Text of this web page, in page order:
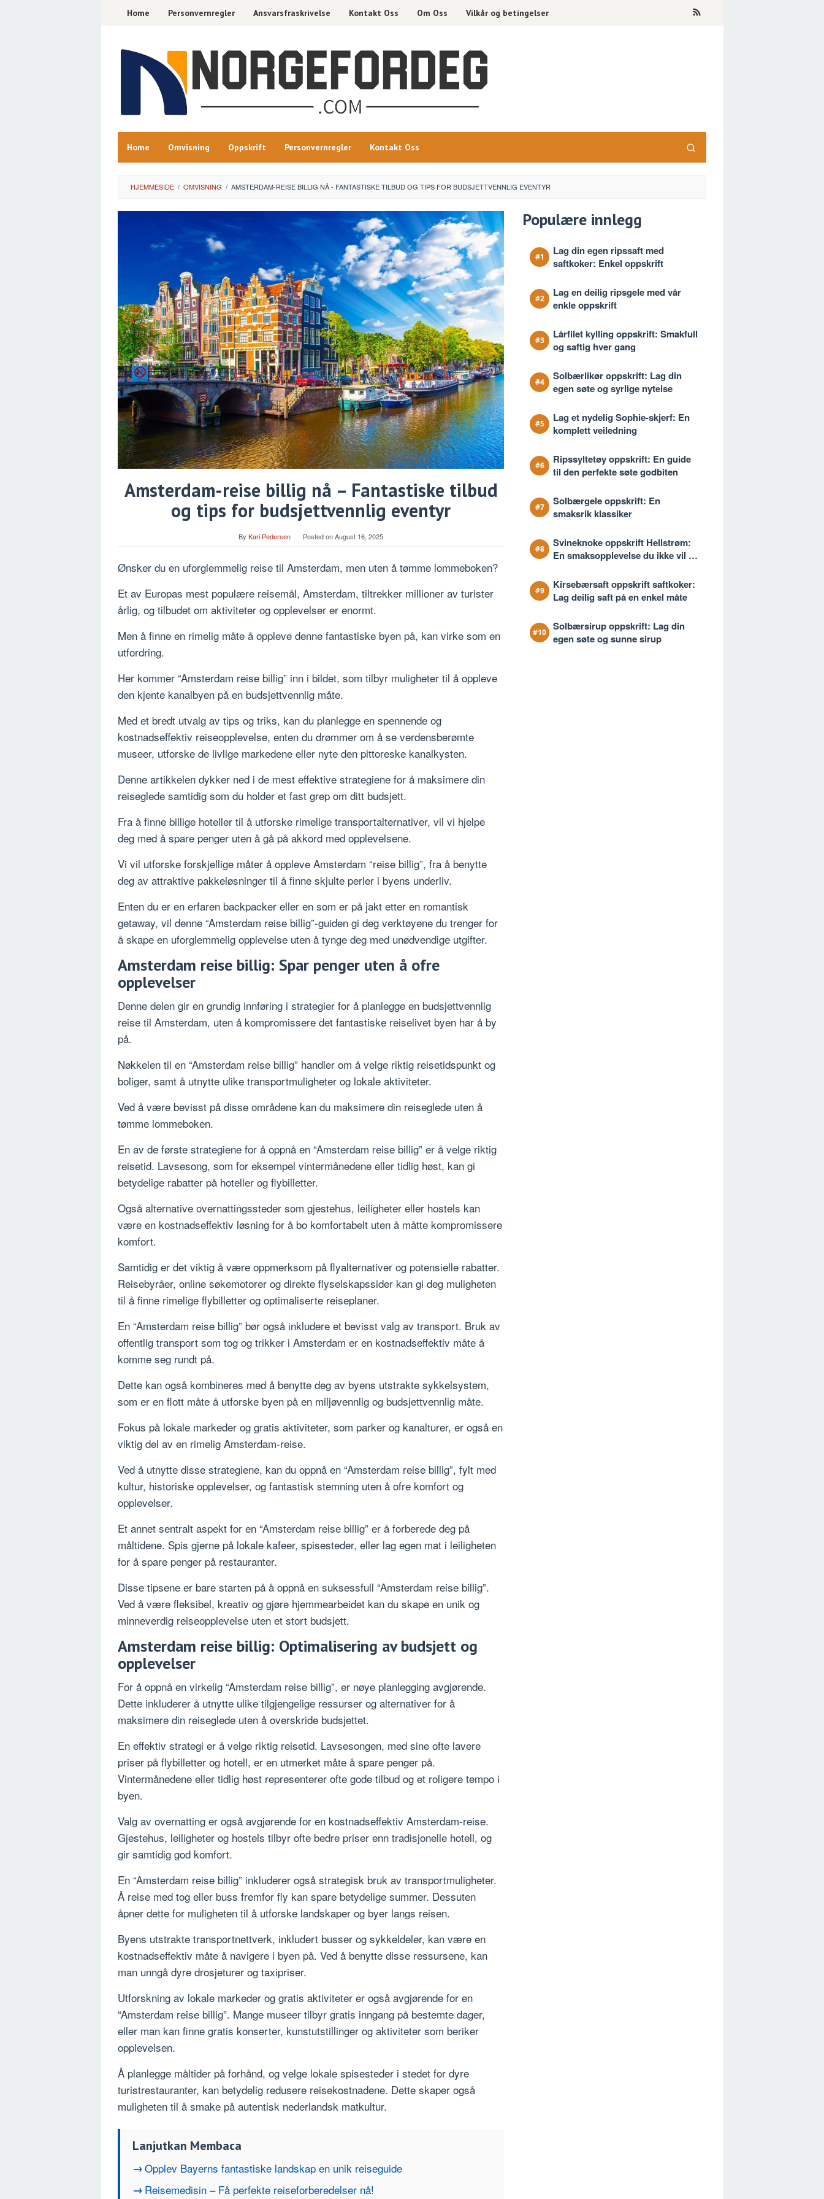
Home Personvernregler Ansvarsfraskrivelse Kontakt Oss Om Oss Vilkår og betingelser
Home Omvisning Oppskrift Personvernregler Kontakt Oss
HJEMMESIDE / OMVISNING / AMSTERDAM-REISE BILLIG NÅ - FANTASTISKE TILBUD OG TIPS FOR BUDSJETTVENNLIG EVENTYR
Amsterdam-reise billig nå – Fantastiske tilbud
og tips for budsjettvennlig eventyr
By Kari Pedersen Posted onAugust 16, 2025
Ønsker du en uforglemmelig reise til Amsterdam, men uten å tømme lommeboken?
Et av Europas mest populære reisemål, Amsterdam, tiltrekker millioner av turister
årlig, og tilbudet om aktiviteter og opplevelser er enormt.
Men å finne en rimelig måte å oppleve denne fantastiske byen på, kan virke som en
utfordring.
Her kommer “Amsterdam reise billig” inn i bildet, som tilbyr muligheter til å oppleve
den kjente kanalbyen på en budsjettvennlig måte.
Med et bredt utvalg av tips og triks, kan du planlegge en spennende og
kostnadseffektiv reiseopplevelse, enten du drømmer om å se verdensberømte
museer, utforske de livlige markedene eller nyte den pittoreske kanalkysten.
Denne artikkelen dykker ned i de mest effektive strategiene for å maksimere din
reiseglede samtidig som du holder et fast grep om ditt budsjett.
Fra å finne billige hoteller til å utforske rimelige transportalternativer, vil vi hjelpe
deg med å spare penger uten å gå på akkord med opplevelsene.
Vi vil utforske forskjellige måter å oppleve Amsterdam “reise billig”, fra å benytte
deg av attraktive pakkeløsninger til å finne skjulte perler i byens underliv.
Enten du er en erfaren backpacker eller en som er på jakt etter en romantisk
getaway, vil denne “Amsterdam reise billig”-guiden gi deg verktøyene du trenger for
å skape en uforglemmelig opplevelse uten å tynge deg med unødvendige utgifter.
Amsterdam reise billig: Spar penger uten å ofre
opplevelser
Denne delen gir en grundig innføring i strategier for å planlegge en budsjettvennlig
reise til Amsterdam, uten å kompromissere det fantastiske reiselivet byen har å by
på.
Nøkkelen til en “Amsterdam reise billig” handler om å velge riktig reisetidspunkt og
boliger, samt å utnytte ulike transportmuligheter og lokale aktiviteter.
Ved å være bevisst på disse områdene kan du maksimere din reiseglede uten å
tømme lommeboken.
En av de første strategiene for å oppnå en “Amsterdam reise billig” er å velge riktig
reisetid. Lavsesong, som for eksempel vintermånedene eller tidlig høst, kan gi
betydelige rabatter på hoteller og flybilletter.
Også alternative overnattingssteder som gjestehus, leiligheter eller hostels kan
være en kostnadseffektiv løsning for å bo komfortabelt uten å måtte kompromissere
komfort.
Samtidig er det viktig å være oppmerksom på flyalternativer og potensielle rabatter.
Reisebyråer, online søkemotorer og direkte flyselskapssider kan gi deg muligheten
til å finne rimelige flybilletter og optimaliserte reiseplaner.
En “Amsterdam reise billig” bør også inkludere et bevisst valg av transport. Bruk av
offentlig transport som tog og trikker i Amsterdam er en kostnadseffektiv måte å
komme seg rundt på.
Dette kan også kombineres med å benytte deg av byens utstrakte sykkelsystem,
som er en flott måte å utforske byen på en miljøvennlig og budsjettvennlig måte.
Fokus på lokale markeder og gratis aktiviteter, som parker og kanalturer, er også en
viktig del av en rimelig Amsterdam-reise.
Ved å utnytte disse strategiene, kan du oppnå en “Amsterdam reise billig”, fylt med
kultur, historiske opplevelser, og fantastisk stemning uten å ofre komfort og
opplevelser.
Et annet sentralt aspekt for en “Amsterdam reise billig” er å forberede deg på
måltidene. Spis gjerne på lokale kafeer, spisesteder, eller lag egen mat i leiligheten
for å spare penger på restauranter.
Disse tipsene er bare starten på å oppnå en suksessfull “Amsterdam reise billig”.
Ved å være fleksibel, kreativ og gjøre hjemmearbeidet kan du skape en unik og
minneverdig reiseopplevelse uten et stort budsjett.
Amsterdam reise billig: Optimalisering av budsjett og
opplevelser
For å oppnå en virkelig “Amsterdam reise billig”, er nøye planlegging avgjørende.
Dette inkluderer å utnytte ulike tilgjengelige ressurser og alternativer for å
maksimere din reiseglede uten å overskride budsjettet.
En effektiv strategi er å velge riktig reisetid. Lavsesongen, med sine ofte lavere
priser på flybilletter og hotell, er en utmerket måte å spare penger på.
Vintermånedene eller tidlig høst representerer ofte gode tilbud og et roligere tempo i
byen.
Valg av overnatting er også avgjørende for en kostnadseffektiv Amsterdam-reise.
Gjestehus, leiligheter og hostels tilbyr ofte bedre priser enn tradisjonelle hotell, og
gir samtidig god komfort.
En “Amsterdam reise billig” inkluderer også strategisk bruk av transportmuligheter.
Å reise med tog eller buss fremfor fly kan spare betydelige summer. Dessuten
åpner dette for muligheten til å utforske landskaper og byer langs reisen.
Byens utstrakte transportnettverk, inkludert busser og sykkeldeler, kan være en
kostnadseffektiv måte å navigere i byen på. Ved å benytte disse ressursene, kan
man unngå dyre drosjeturer og taxipriser.
Utforskning av lokale markeder og gratis aktiviteter er også avgjørende for en
“Amsterdam reise billig”. Mange museer tilbyr gratis inngang på bestemte dager,
eller man kan finne gratis konserter, kunstutstillinger og aktiviteter som beriker
opplevelsen.
Å planlegge måltider på forhånd, og velge lokale spisesteder i stedet for dyre
turistrestauranter, kan betydelig redusere reisekostnadene. Dette skaper også
muligheten til å smake på autentisk nederlandsk matkultur.
Lanjutkan Membaca
Opplev Bayerns fantastiske landskap en unik reiseguide
Reisemedisin – Få perfekte reiseforberedelser nå!
Populære innlegg
Lag din egen ripssaft med
saftkoker: Enkel oppskrift
Lag en deilig ripsgele med vår
enkle oppskrift
Lårfilet kylling oppskrift: Smakfull
og saftig hver gang
Solbærlikør oppskrift: Lag din
egen søte og syrlige nytelse
Lag et nydelig Sophie-skjerf: En
komplett veiledning
Ripssyltetøy oppskrift: En guide
til den perfekte søte godbiten
Solbærgele oppskrift: En
smaksrik klassiker
Svineknoke oppskrift Hellstrøm:
En smaksopplevelse du ikke vil gå
Kirsebærsaft oppskrift saftkoker:
Lag deilig saft på en enkel måte
Solbærsirup oppskrift: Lag din
egen søte og sunne sirup